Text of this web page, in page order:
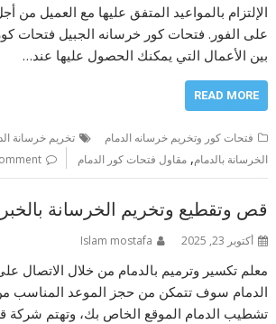
الإلتزام بالمواعيد المتفق عليها مع العميل من
على الفور. فتحات كور خرسانه الجبيل فتحات
بين الأعمال التي يمكنك الحصول عليها عند…
READ MORE
فتحات كور وتخريم خرسانه الدمام تخريم خرسانة
الخرسانة بالدمام,مقاول فتحات كور الدمام
قص وتقطيع وتخريم الخرسانة بالخبر
أكتوبر 23, 2025 Islam mostafa
معلم تكسير وترميم بالدمام من خلال الاتصال
الدمام سوف تتمكن من حجز الموعد المناسب
تشطيب الدمام الموقع الخاص بك، وتهتم شركة